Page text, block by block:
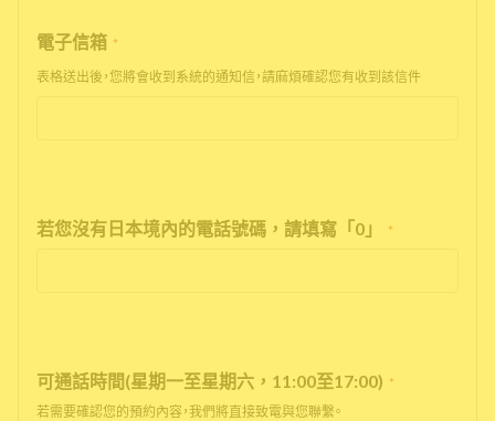
電子信箱 *
表格送出後，您將會收到系統的通知信，請麻煩確認您有收到該信件
若您沒有日本境內的電話號碼，請填寫「0」 *
可通話時間(星期一至星期六，11:00至17:00) *
若需要確認您的預約內容，我們將直接致電與您聯繫。